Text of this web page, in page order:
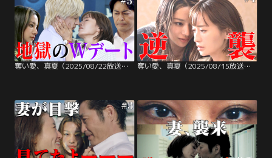
奪い愛、真夏（2025/08/22放送分）第05話 奪い愛、真夏（2025/08/15放送分）第04話